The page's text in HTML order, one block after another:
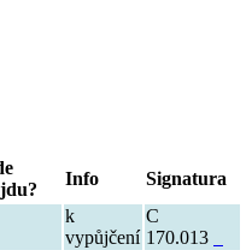
Info Signatura
k
vypůjčení
C
170.013